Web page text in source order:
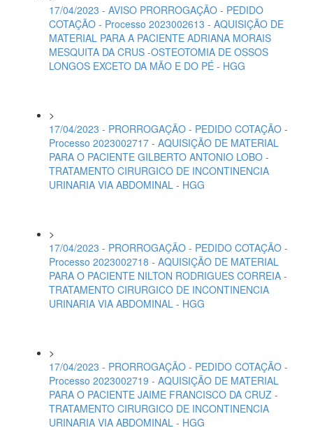
17/04/2023 - AVISO PRORROGAÇÃO - PEDIDO
COTAÇÃO - Processo 2023002613 - AQUISIÇÃO DE
MATERIAL PARA A PACIENTE ADRIANA MORAIS
MESQUITA DA CRUS -OSTEOTOMIA DE OSSOS
LONGOS EXCETO DA MÃO E DO PÉ - HGG
>
17/04/2023 - PRORROGAÇÃO - PEDIDO COTAÇÃO -
Processo 2023002717 - AQUISIÇÃO DE MATERIAL
PARA O PACIENTE GILBERTO ANTONIO LOBO -
TRATAMENTO CIRURGICO DE INCONTINENCIA
URINARIA VIA ABDOMINAL - HGG
>
17/04/2023 - PRORROGAÇÃO - PEDIDO COTAÇÃO -
Processo 2023002718 - AQUISIÇÃO DE MATERIAL
PARA O PACIENTE NILTON RODRIGUES CORREIA -
TRATAMENTO CIRURGICO DE INCONTINENCIA
URINARIA VIA ABDOMINAL - HGG
>
17/04/2023 - PRORROGAÇÃO - PEDIDO COTAÇÃO -
Processo 2023002719 - AQUISIÇÃO DE MATERIAL
PARA O PACIENTE JAIME FRANCISCO DA CRUZ -
TRATAMENTO CIRURGICO DE INCONTINENCIA
URINARIA VIA ABDOMINAL - HGG